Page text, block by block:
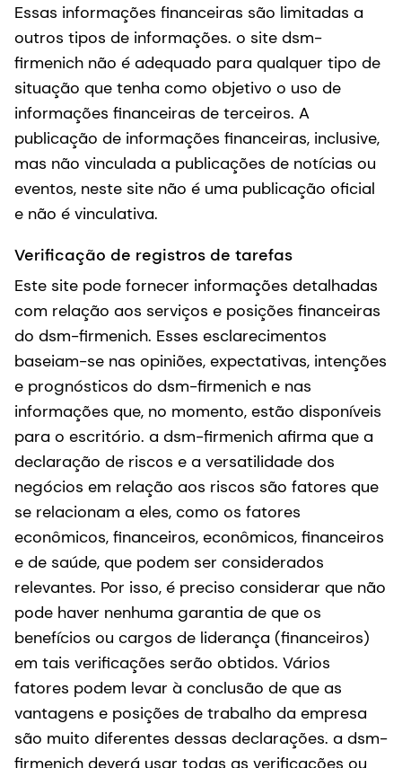
Essas informações financeiras são limitadas a
outros tipos de informações. o site dsm-
firmenich não é adequado para qualquer tipo de
situação que tenha como objetivo o uso de
informações financeiras de terceiros. A
publicação de informações financeiras, inclusive,
mas não vinculada a publicações de notícias ou
eventos, neste site não é uma publicação oficial
e não é vinculativa.
Verificação de registros de tarefas
Este site pode fornecer informações detalhadas
com relação aos serviços e posições financeiras
do dsm-firmenich. Esses esclarecimentos
baseiam-se nas opiniões, expectativas, intenções
e prognósticos do dsm-firmenich e nas
informações que, no momento, estão disponíveis
para o escritório. a dsm-firmenich afirma que a
declaração de riscos e a versatilidade dos
negócios em relação aos riscos são fatores que
se relacionam a eles, como os fatores
econômicos, financeiros, econômicos, financeiros
e de saúde, que podem ser considerados
relevantes. Por isso, é preciso considerar que não
pode haver nenhuma garantia de que os
benefícios ou cargos de liderança (financeiros)
em tais verificações serão obtidos. Vários
fatores podem levar à conclusão de que as
vantagens e posições de trabalho da empresa
são muito diferentes dessas declarações. a dsm-
firmenich deverá usar todas as verificações ou